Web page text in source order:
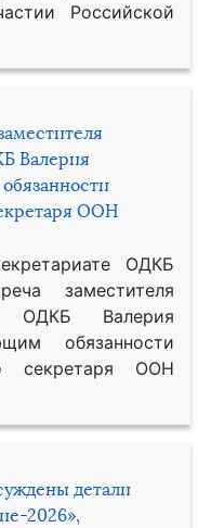
Российской
Валерия
ООН
ОДКБ
заместителя
ОДКБ Валерия
обязанности
секретаря ООН
детали
2026»,